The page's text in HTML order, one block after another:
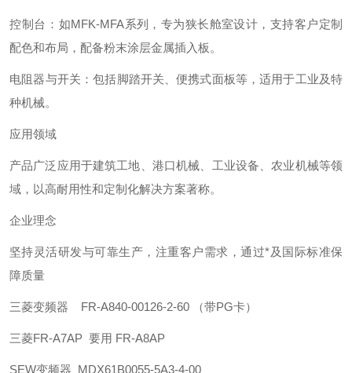
‌控制台‌：如MFK-MFA系列，专为狭长舱室设计，支持客户定制
配色和布局，配备粉末涂层金属插入板。 ‌
‌电阻器与开关‌：包括脚踏开关、便携式面板等，适用于工业及特
种机械。 ‌
应用领域
产品广泛应用于建筑工地、港口机械、工业设备、农业机械等领
域，以高耐用性和定制化解决方案著称。 ‌
企业理念
坚持灵活研发与可靠生产，注重客户需求，通过*及国际标准保
障质量
三菱变频器 FR-A840-00126-2-60 （带PG卡）
三菱FR-A7AP 要用 FR-A8AP
SEW变频器_MDX61B0055-5A3-4-00